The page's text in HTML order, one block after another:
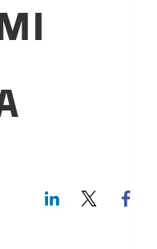
LinkedIn